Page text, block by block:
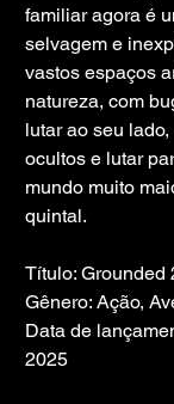
familiar agora é
selvagem e
vastos espaços
natureza, com
lutar ao seu
ocultos e lutar
mundo muito
quintal.
Título: Grounded
Gênero: Ação,
Data de
2025